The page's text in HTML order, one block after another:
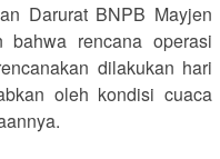
Darurat BNPB Mayjen
bahwa rencana operasi
dilakukan hari
oleh kondisi cuaca